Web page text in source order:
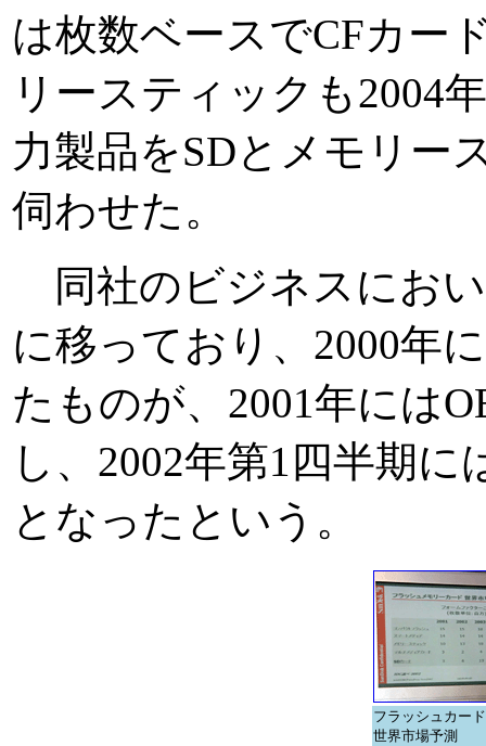
は枚数ベースでCFカー
リースティックも2004
力製品をSDとメモリー
伺わせた。
同社のビジネスにお
に移っており、2000年
たものが、2001年には
し、2002年第1四半期に
となったという。
フラッシュカー
世界市場予測